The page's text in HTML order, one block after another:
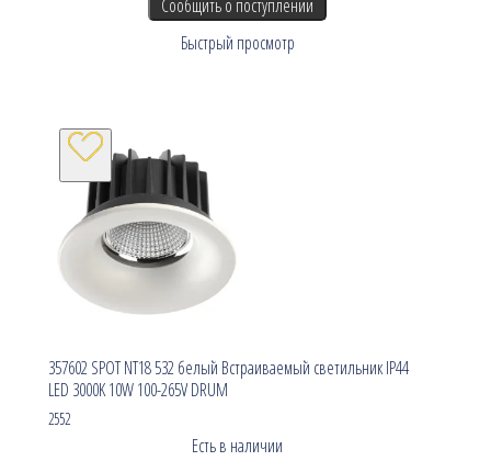
Сообщить о поступлении
Быстрый просмотр
357602 SPOT NT18 532 белый Встраиваемый светильник IP44
LED 3000K 10W 100-265V DRUM
2552
Есть в наличии